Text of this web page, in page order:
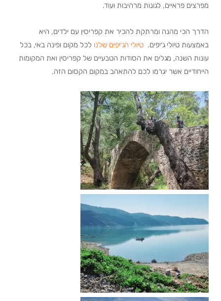
מפרצים פראיים, לגונות מרהיבות ועוד.
הדרך הכי מהנה ומרתקת להכיר את קפריסין עם ילדים, היא
באמצעות טיולי ג׳יפים. טיולי הג׳יפים שלנו לכל מקום ופינה באי, בכל
עונות השנה, מגלים את הסודות הטבעיים של קפריסין ואת המקומות
הייחודיים אשר יגרמו לכם להתאהב במקום הקסום הזה.